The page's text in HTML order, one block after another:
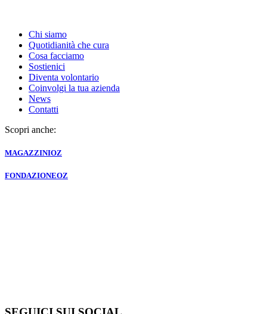
Chi siamo
Quotidianità che cura
Cosa facciamo
Sostienici
Diventa volontario
Coinvolgi la tua azienda
News
Contatti
Scopri anche:
MAGAZZINIOZ
FONDAZIONEOZ